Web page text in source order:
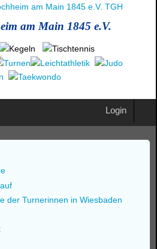
am Main 1845 e.V.
Login
der Turnerinnen in Wiesbaden